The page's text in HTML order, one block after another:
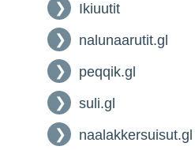
Ikiuutit
nalunaarutit.gl
peqqik.gl
suli.gl
naalakkersuisut.gl